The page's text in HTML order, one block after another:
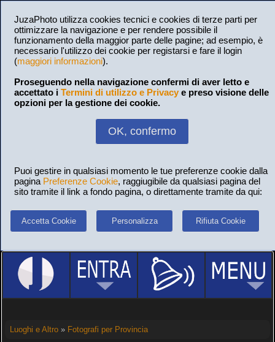
JuzaPhoto utilizza cookies tecnici e cookies di terze parti per
ottimizzare la navigazione e per rendere possibile il
funzionamento della maggior parte delle pagine; ad esempio, è
necessario l'utilizzo dei cookie per registarsi e fare il login
(maggiori informazioni).
Proseguendo nella navigazione confermi di aver letto e
accettato i Termini di utilizzo e Privacy e preso visione delle
opzioni per la gestione dei cookie.
OK, confermo
Puoi gestire in qualsiasi momento le tue preferenze cookie dalla
pagina Preferenze Cookie, raggiugibile da qualsiasi pagina del
sito tramite il link a fondo pagina, o direttamente tramite da qui:
Accetta Cookie Personalizza Rifiuta Cookie
Luoghi e Altro» Fotografi per Provincia